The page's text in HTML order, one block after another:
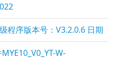
程序版本号：V3.2.0.6 日期
W-